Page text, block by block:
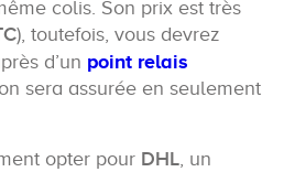
colis. Son prix est très
), toutefois, vous devrez
d’un point relais
sera assurée en seulement
opter pour DHL, un